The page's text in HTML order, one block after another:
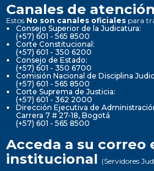
Canales de
Estos No son canales oficiales para
Consejo Superior de la Judicatura:
(+57) 601 - 565 8500
Corte Constitucional:
(+57) 601 - 350 6200
Consejo de Estado:
(+57) 601 - 350 6700
Comisión Nacional de Disciplina
(+57) 601 - 565 8500
Corte Suprema de Justicia:
(+57) 601 - 362 2000
Dirección Ejecutiva de
Carrera 7 # 27-18, Bogotá
(+57) 601 - 565 8500
Acceda a su correo
institucional (Servidores